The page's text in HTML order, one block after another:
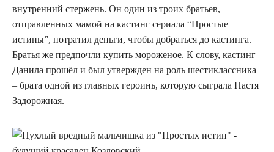
внутренний стержень. Он один из троих братьев,
отправленных мамой на кастинг сериала “Простые
истины”, потратил деньги, чтобы добраться до кастинга.
Братья же предпочли купить мороженое. К слову, кастинг
Данила прошёл и был утвержден на роль шестиклассника
– брата одной из главных героинь, которую сыграла Настя
Задорожная.